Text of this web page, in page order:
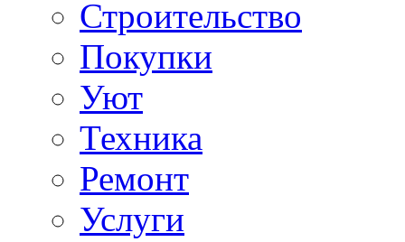
Строительство
Покупки
Уют
Техника
Ремонт
Услуги